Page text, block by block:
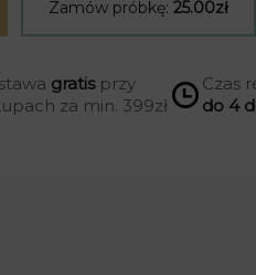
Zamów próbkę:25.00zł
gratisprzy
za min. 399zł
Czas
do 4